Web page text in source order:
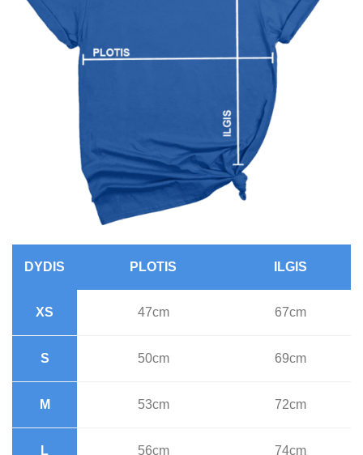
DYDIS PLOTIS ILGIS
XS 47cm 67cm
S 50cm 69cm
M 53cm 72cm
L 56cm 74cm